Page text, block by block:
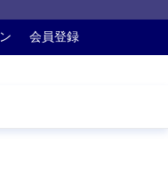
会員登録